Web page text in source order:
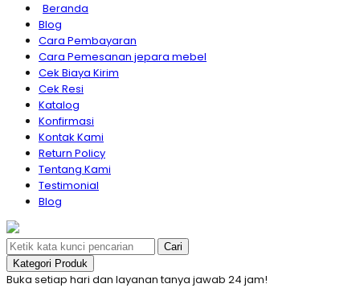
Beranda
Blog
Cara Pembayaran
Cara Pemesanan jepara mebel
Cek Biaya Kirim
Cek Resi
Katalog
Konfirmasi
Kontak Kami
Return Policy
Tentang Kami
Testimonial
Blog
Cari
Kategori Produk
Buka setiap hari dan layanan tanya jawab 24 jam!